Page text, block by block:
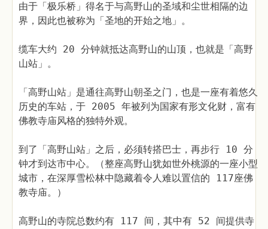
由于「极乐桥」得名于与高野山的圣域和尘世相隔的边
界，因此也被称为「圣地的开始之地」。
缆车大约 20 分钟就抵达高野山的山顶，也就是「高野
山站」。
「高野山站」是通往高野山朝圣之门，也是一座有着悠久
历史的车站，于 2005 年被列为国家有形文化财，富有
佛教寺庙风格的独特外观。
到了「高野山站」之后，必须转搭巴士，再步行 10 分
钟才到达市中心。（整座高野山犹如世外桃源的一座小型
城市，在深厚雪松林中隐藏着令人难以置信的 117座佛
教寺庙。）
高野山的寺院总数约有 117 间，其中有 52 间提供寺